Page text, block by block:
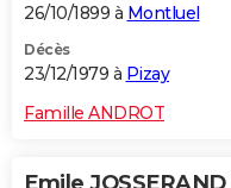
26/10/1899 à Montluel
Décès
23/12/1979 à Pizay
Famille ANDROT